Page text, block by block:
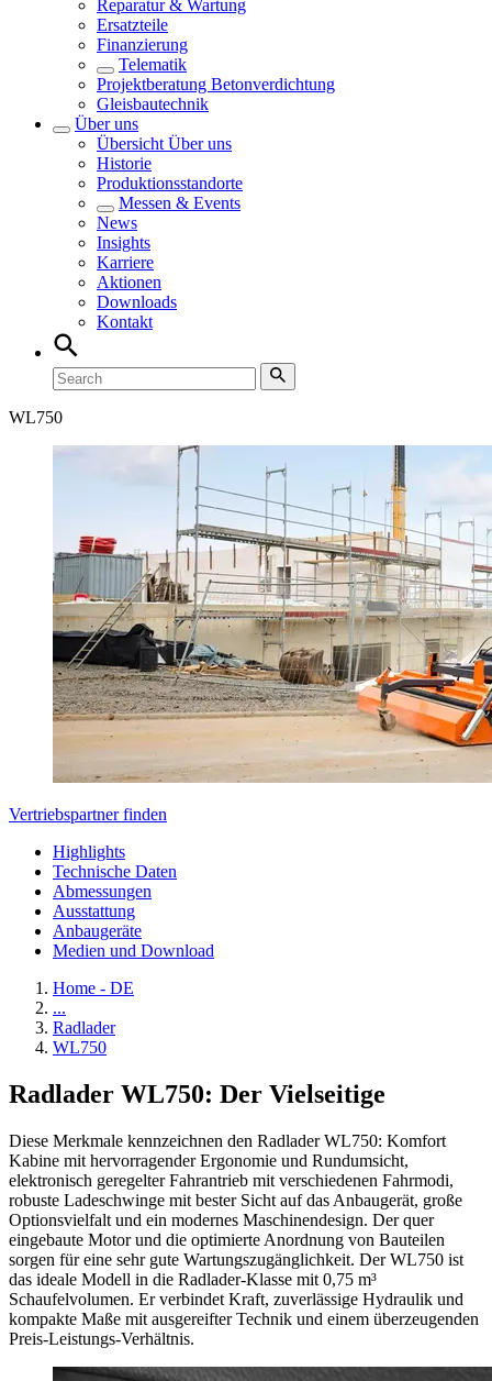
Reparatur & Wartung
Ersatzteile
Finanzierung
Telematik
Projektberatung Betonverdichtung
Gleisbautechnik
Über uns
Übersicht Über uns
Historie
Produktionsstandorte
Messen & Events
News
Insights
Karriere
Aktionen
Downloads
Kontakt
WL750
Vertriebspartner finden
Highlights
Technische Daten
Abmessungen
Ausstattung
Anbaugeräte
Medien und Download
Home - DE
...
Radlader
WL750
Radlader WL750: Der Vielseitige
Diese Merkmale kennzeichnen den Radlader WL750: Komfort
Kabine mit hervorragender Ergonomie und Rundumsicht,
elektronisch geregelter Fahrantrieb mit verschiedenen Fahrmodi,
robuste Ladeschwinge mit bester Sicht auf das Anbaugerät, große
Optionsvielfalt und ein modernes Maschinendesign. Der quer
eingebaute Motor und die optimierte Anordnung von Bauteilen
sorgen für eine sehr gute Wartungszugänglichkeit. Der WL750 ist
das ideale Modell in die Radlader-Klasse mit 0,75 m³
Schaufelvolumen. Er verbindet Kraft, zuverlässige Hydraulik und
kompakte Maße mit ausgereifter Technik und einem überzeugenden
Preis-Leistungs-Verhältnis.